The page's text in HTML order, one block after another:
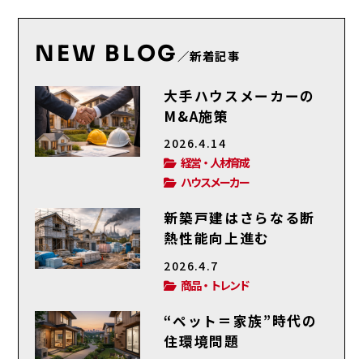
NEW BLOG／新着記事
大手ハウスメーカーの
M&A施策
2026.4.14
経営・人材育成
ハウスメーカー
新築戸建はさらなる断
熱性能向上進む
2026.4.7
商品・トレンド
“ペット＝家族”時代の
住環境問題